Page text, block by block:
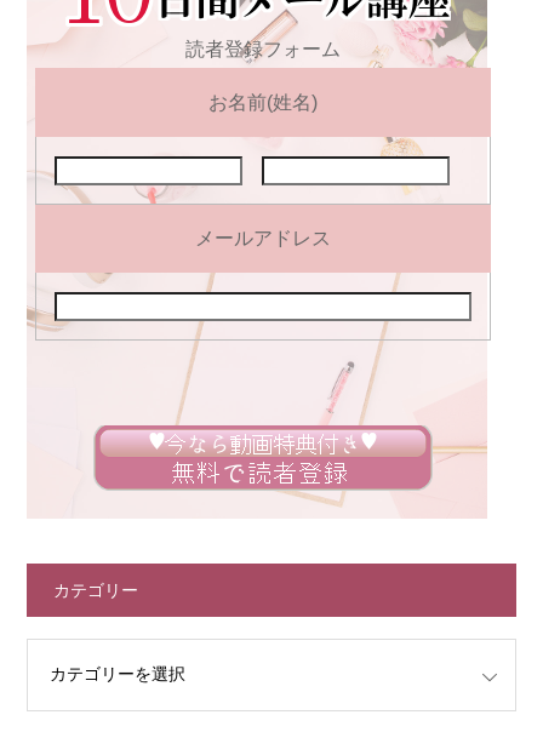
読者登録フォーム
お名前(姓名)
メールアドレス
カテゴリー